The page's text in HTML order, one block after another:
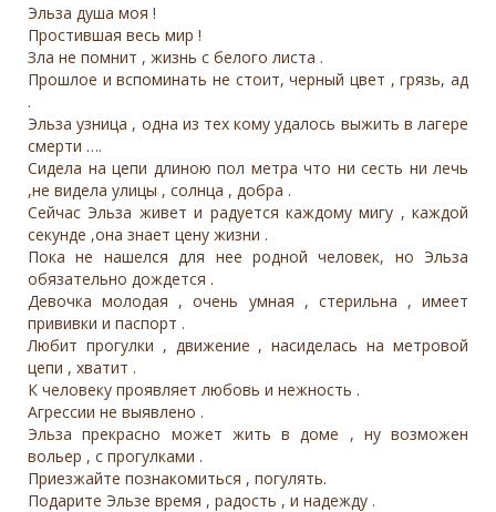
Эльза душа моя !
Простившая весь мир !
Зла не помнит , жизнь с белого листа .
Прошлое и вспоминать не стоит, черный цвет , грязь, ад
.
Эльза узница , одна из тех кому удалось выжить в лагере
смерти ….
Сидела на цепи длиною пол метра что ни сесть ни лечь
,не видела улицы , солнца , добра .
Сейчас Эльза живет и радуется каждому мигу , каждой
секунде ,она знает цену жизни .
Пока не нашелся для нее родной человек, но Эльза
обязательно дождется .
Девочка молодая , очень умная , стерильна , имеет
прививки и паспорт .
Любит прогулки , движение , насиделась на метровой
цепи , хватит .
К человеку проявляет любовь и нежность .
Агрессии не выявлено .
Эльза прекрасно может жить в доме , ну возможен
вольер , с прогулками .
Приезжайте познакомиться , погулять.
Подарите Эльзе время , радость , и надежду .